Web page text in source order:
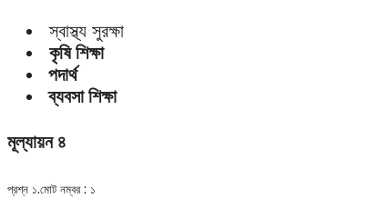
স্বাস্থ্য সুরক্ষা
কৃষি শিক্ষা
পদার্থ
ব্যবসা শিক্ষা
মূল্যায়ন ৪
প্রশ্ন ১.মোট নম্বর : ১